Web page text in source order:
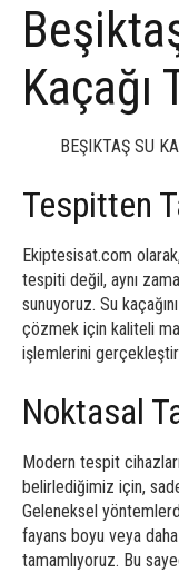
Kaçağı
BEŞIKTAŞ SU
Tespitten
Ekiptesisat.com
tespiti değil, aynı
sunuyoruz. Su
çözmek için kaliteli
işlemlerini
Noktasal
Modern tespit
belirlediğimiz için,
Geleneksel
fayans boyu veya
tamamlıyoruz. Bu